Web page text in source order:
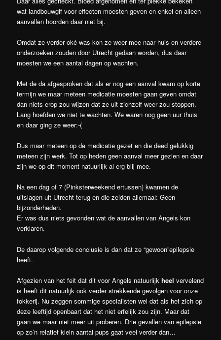
wat landbouwgif voor effecten moesten geven en enkel en alleen
aanvallen hoorden daar niet bij.
Omdat ze verder oké was kon ze weer mee naar huis en verdere
onderzoeken zouden door Utrecht gedaan worden, dus daar
moesten we een aantal dagen op wachten.
Met de da afgesproken dat als er nog een aanval kwam op korte
termijn we maar meteen medicatie moesten gaan geven omdat
dan niets erop zou wijzen dat ze uit zichzelf weer zou stoppen.
Lang hoefden we niet te wachten. We waren nog geen uur thuis
en daar ging ze weer:-(
Dus maar meteen op de medicatie gezet en die deed gelukkig
meteen zijn werk. Tot op heden geen aanval meer gezien en daar
zijn we op dit moment natuurlijk al erg blij mee.
Na een dag of 7 (Pinksterweekend ertussen) kwamen de
uitslagen uit Utrecht terug en die zeiden allemaal: Geen
bijzonderheden.
Er was dus niets gevonden wat de aanvallen van Angels kon
verklaren.
De daarop volgende conclusie is dan dat ze “gewoon”epilepsie
heeft.
Afgezien van het feit dat dit voor Angels natuurlijkheel vervelend
is heeft dit natuurlijk ook verder strekkende gevolgen voor onze
fokkerij. Nu zeggen sommige specialisten wel dat als het zich op
deze leeftijd openbaart dat het niet erfelijk zou zijn. Maar dat
gaan we maar niet meer uit proberen. Drie gevallen van epilepsie
op zo’n relatief klein aantal pups gaat veel verder dan…